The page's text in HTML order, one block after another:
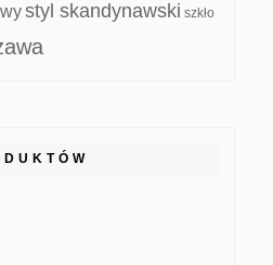
styl skandynawski szkło